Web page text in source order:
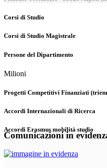
Corsi di Studio
Corsi di Studio Magistrale
Persone del Dipartimento
Milioni
Progetti Competitivi Finanziati
Accordi Internazionali di Ricerca
Accordi Erasmus mobilità studio
Comunicazioni in